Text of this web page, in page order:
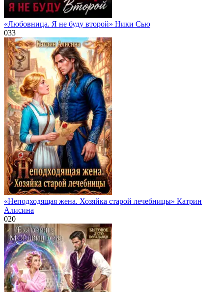
«Любовница. Я не буду второй» Ники Сью
033
«Неподходящая жена. Хозяйка старой лечебницы» Катрин
Алисина
020